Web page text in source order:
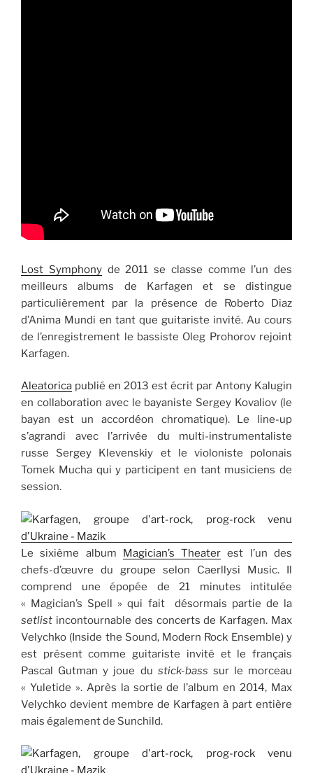
Lost Symphonyde 2011 se classe comme l’un des
meilleurs albums de Karfagen et se distingue
particulièrement par la présence de Roberto Diaz
d’Anima Mundi en tant que guitariste invité. Au cours
de l’enregistrement le bassiste Oleg Prohorov rejoint
Karfagen.
Aleatorica publié en 2013 est écrit par Antony Kalugin
en collaboration avec le bayaniste Sergey Kovaliov (le
bayan est un accordéon chromatique). Le line-up
s’agrandi avec l’arrivée du multi-instrumentaliste
russe Sergey Klevenskiy et le violoniste polonais
Tomek Mucha qui y participent en tant musiciens de
session.
Le sixième album Magician’s Theater est l’un des
chefs-d’œuvre du groupe selon Caerllysi Music. Il
comprend une épopée de 21 minutes intitulée
« Magician’s Spell » qui fait désormais partie de la
setlist incontournable des concerts de Karfagen. Max
Velychko (Inside the Sound, Modern Rock Ensemble) y
est présent comme guitariste invité et le français
Pascal Gutman y joue du stick-bass sur le morceau
« Yuletide ». Après la sortie de l’album en 2014, Max
Velychko devient membre de Karfagen à part entière
mais également de Sunchild.